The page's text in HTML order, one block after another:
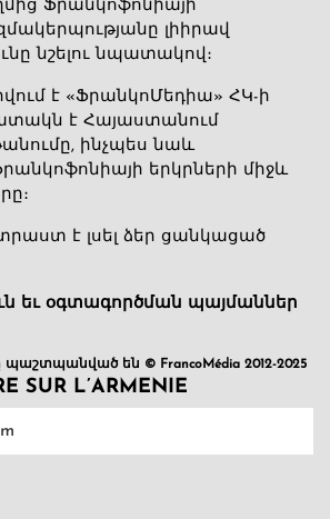
Ֆրանկոֆոնիայի
լիիրավ
նշելու նպատակով։
է «ՖրանկոՄեդիա» ՀԿ-ի
է Հայաստանում
ինչպես նաև
երկրների միջև
է լսել ձեր ցանկացած
եւ օգտագործման պայմաններ
պաշտպանված են © FrancoMédia 2012-2025
SUR L’ARMENIE